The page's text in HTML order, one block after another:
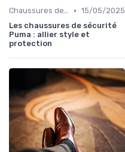
Chaussures de Sport • 15/05/2025
Les chaussures de sécurité
Puma : allier style et
protection